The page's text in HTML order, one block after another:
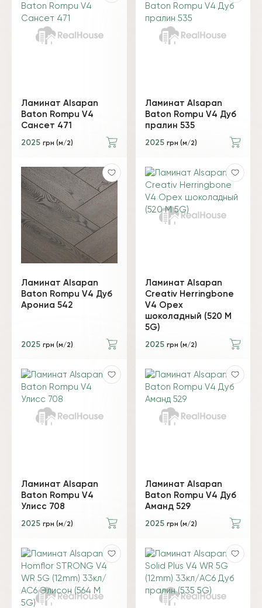
Ламинат Alsapan
Baton Rompu V4
Сансет 471
2025 грн (м/2)
Ламинат Alsapan
Baton Rompu V4 Дуб
пралин 535
2025 грн (м/2)
Ламинат Alsapan
Baton Rompu V4 Дуб
Арониа 542
2025 грн (м/2)
Ламинат Alsapan
Creativ Herringbone
V4 Орех
шоколадный (520 М
5G)
2025 грн (м/2)
Ламинат Alsapan
Baton Rompu V4
Улисс 708
2025 грн (м/2)
Ламинат Alsapan
Baton Rompu V4 Дуб
Аманд 529
2025 грн (м/2)